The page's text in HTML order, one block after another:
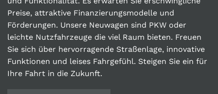
Preise, attraktive Finanzierungsmodelle und
Förderungen. Unsere Neuwagen sind PKW oder
leichte Nutzfahrzeuge die viel Raum bieten. Freuen
Sie sich über hervorragende Straßenlage, innovative
Funktionen und leises Fahrgefühl. Steigen Sie ein für
Ihre Fahrt in die Zukunft.